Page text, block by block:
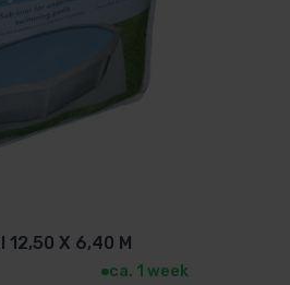
X 6,40 M
ca. 1 week